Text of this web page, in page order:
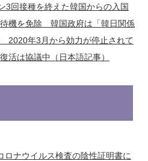
3回接種を終えた韓国からの入国
機を免除 韓国政府は「韓日関係
2020年3月から効力が停止されて
活は協議中（日本語記事）
ロナウイルス検査の陰性証明書に